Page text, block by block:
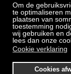
Om de
te optimaliseren
plaatsen van
toestemming
wij gebruiken en
lees dan onze
Cookie verklaring
Cookies
Veel